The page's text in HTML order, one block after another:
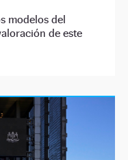
modelos del
de este